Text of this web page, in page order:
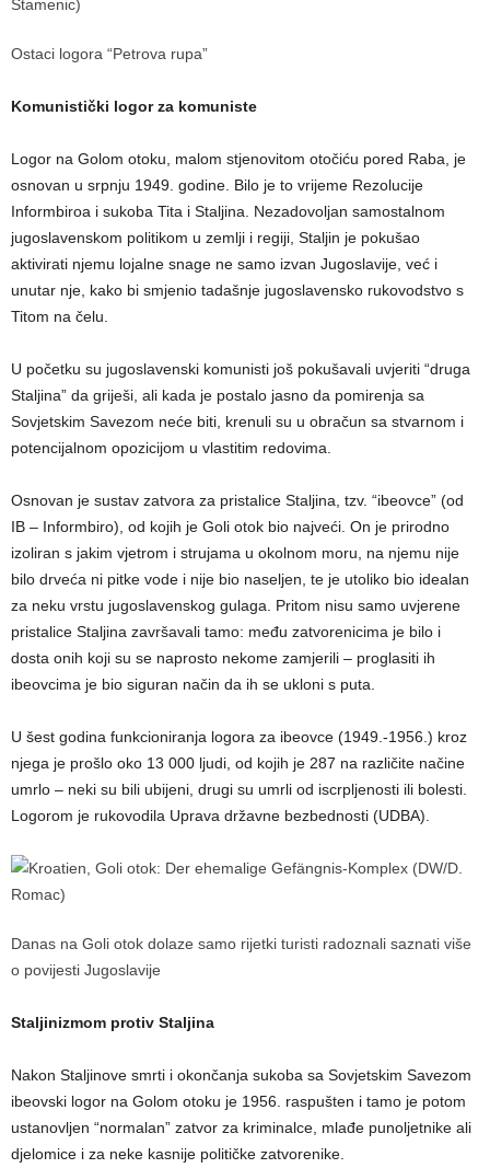
Ostaci logora “Petrova rupa”
Komunistički logor za komuniste
Logor na Golom otoku, malom stjenovitom otočiću pored Raba, je
osnovan u srpnju 1949. godine. Bilo je to vrijeme Rezolucije
Informbiroa i sukoba Tita i Staljina. Nezadovoljan samostalnom
jugoslavenskom politikom u zemlji i regiji, Staljin je pokušao
aktivirati njemu lojalne snage ne samo izvan Jugoslavije, već i
unutar nje, kako bi smjenio tadašnje jugoslavensko rukovodstvo s
Titom na čelu.
U početku su jugoslavenski komunisti još pokušavali uvjeriti “druga
Staljina” da griješi, ali kada je postalo jasno da pomirenja sa
Sovjetskim Savezom neće biti, krenuli su u obračun sa stvarnom i
potencijalnom opozicijom u vlastitim redovima.
Osnovan je sustav zatvora za pristalice Staljina, tzv. “ibeovce” (od
IB – Informbiro), od kojih je Goli otok bio najveći. On je prirodno
izoliran s jakim vjetrom i strujama u okolnom moru, na njemu nije
bilo drveća ni pitke vode i nije bio naseljen, te je utoliko bio idealan
za neku vrstu jugoslavenskog gulaga. Pritom nisu samo uvjerene
pristalice Staljina završavali tamo: među zatvorenicima je bilo i
dosta onih koji su se naprosto nekome zamjerili – proglasiti ih
ibeovcima je bio siguran način da ih se ukloni s puta.
U šest godina funkcioniranja logora za ibeovce (1949.-1956.) kroz
njega je prošlo oko 13 000 ljudi, od kojih je 287 na različite načine
umrlo – neki su bili ubijeni, drugi su umrli od iscrpljenosti ili bolesti.
Logorom je rukovodila Uprava državne bezbednosti (UDBA).
Danas na Goli otok dolaze samo rijetki turisti radoznali saznati više
o povijesti Jugoslavije
Staljinizmom protiv Staljina
Nakon Staljinove smrti i okončanja sukoba sa Sovjetskim Savezom
ibeovski logor na Golom otoku je 1956. raspušten i tamo je potom
ustanovljen “normalan” zatvor za kriminalce, mlađe punoljetnike ali
djelomice i za neke kasnije političke zatvorenike.